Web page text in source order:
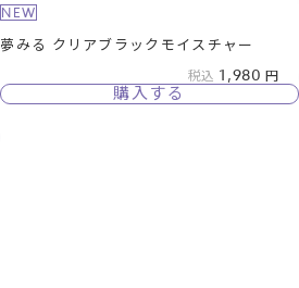
NEW
夢みる クリアブラックモイスチャー
税込 1,980
購入する